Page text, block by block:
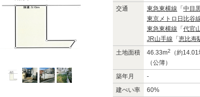
交通
東急東横線 「 中目
東京メトロ日比谷
東急東横線 「 代官
JR山手線 「 恵比寿
土地面積
46.33m2
（約14.01
（公簿）
築年月 -
建ぺい率
60%